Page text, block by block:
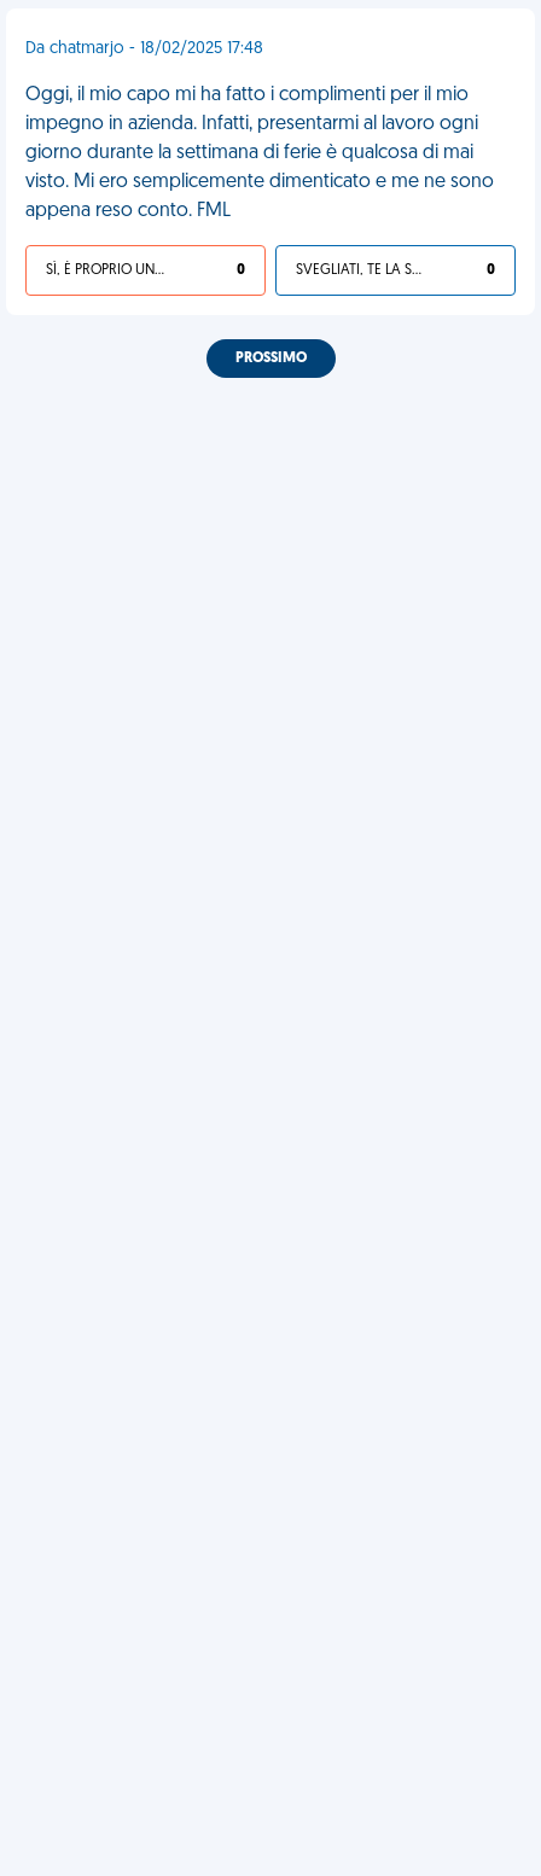
Da chatmarjo - 18/02/2025 17:48
Oggi, il mio capo mi ha fatto i complimenti per il mio
impegno in azienda. Infatti, presentarmi al lavoro ogni
giorno durante la settimana di ferie è qualcosa di mai
visto. Mi ero semplicemente dimenticato e me ne sono
appena reso conto. FML
SÌ, È PROPRIO UNA VDM! 0 SVEGLIATI, TE LA SEI CERCATA! 0
PROSSIMO